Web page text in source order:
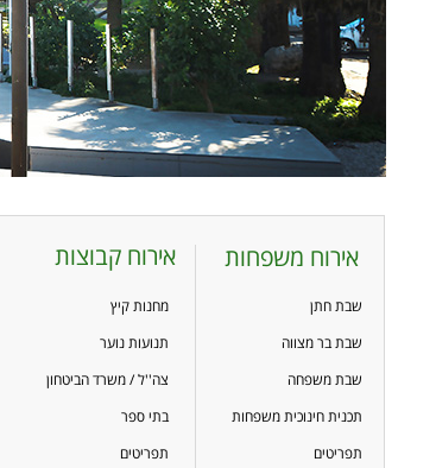
אירוח משפחות אירוח קבוצות
שבת חתן
שבת בר מצווה
שבת משפחה
תכנית חינוכית משפחות
תפריטים
מחנות קיץ
תנועות נוער
צה''ל / משרד הביטחון
בתי ספר
תפריטים